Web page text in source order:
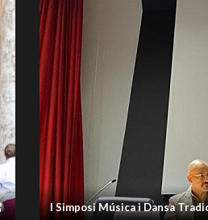
galeria I Simposi Música i Dansa